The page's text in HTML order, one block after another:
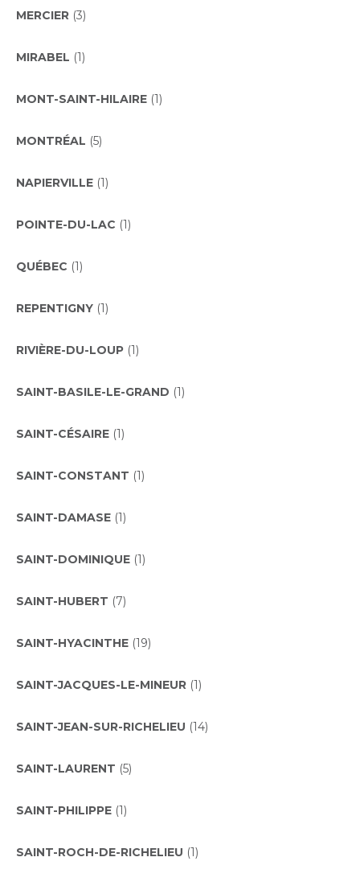
MERCIER (3)
MIRABEL (1)
MONT-SAINT-HILAIRE (1)
MONTRÉAL (5)
NAPIERVILLE (1)
POINTE-DU-LAC (1)
QUÉBEC (1)
REPENTIGNY (1)
RIVIÈRE-DU-LOUP (1)
SAINT-BASILE-LE-GRAND (1)
SAINT-CÉSAIRE (1)
SAINT-CONSTANT (1)
SAINT-DAMASE (1)
SAINT-DOMINIQUE (1)
SAINT-HUBERT (7)
SAINT-HYACINTHE (19)
SAINT-JACQUES-LE-MINEUR (1)
SAINT-JEAN-SUR-RICHELIEU (14)
SAINT-LAURENT (5)
SAINT-PHILIPPE (1)
SAINT-ROCH-DE-RICHELIEU (1)